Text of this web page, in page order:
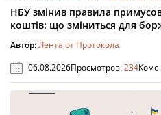
НБУ змінив правила
коштів: що зміниться для
Автор:Лента от Протокола
06.08.2026Просмотров:234